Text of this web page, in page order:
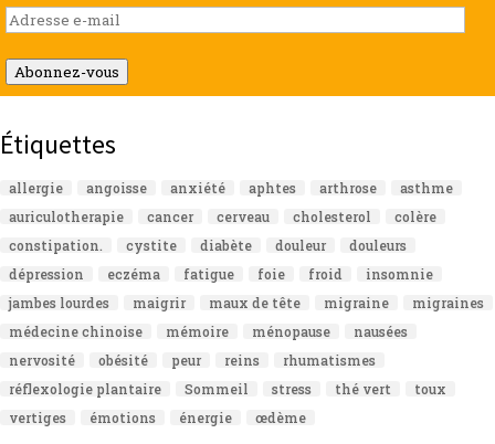
Adresse
e-
mail
Abonnez-vous
Étiquettes
allergie angoisse anxiété aphtes arthrose
asthme
auriculotherapie
cancer cerveau cholesterol
colère
constipation.
cystite diabète douleur
douleurs
dépression
eczéma fatigue foie froid
insomnie
jambes lourdes
maigrir maux de tête migraine
migraines
médecine chinoise
mémoire ménopause
nausées
nervosité
obésité peur reins
rhumatismes
réflexologie plantaire
Sommeil stress thé vert
toux
vertiges
émotions énergie œdème